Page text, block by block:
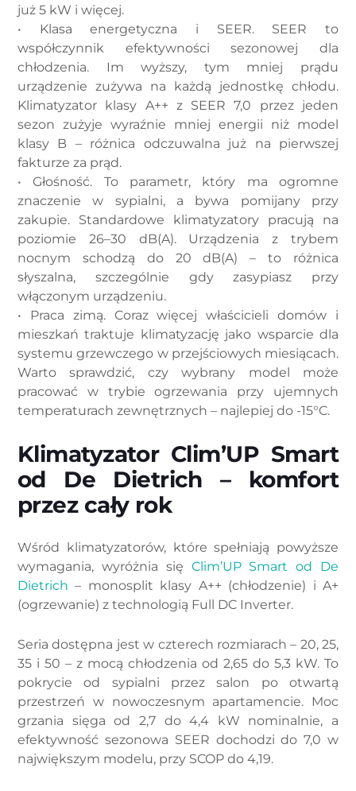
już 5 kW i więcej.
• Klasa energetyczna i SEER. SEER to
współczynnik efektywności sezonowej dla
chłodzenia. Im wyższy, tym mniej prądu
urządzenie zużywa na każdą jednostkę chłodu.
Klimatyzator klasy A++ z SEER 7,0 przez jeden
sezon zużyje wyraźnie mniej energii niż model
klasy B – różnica odczuwalna już na pierwszej
fakturze za prąd.
• Głośność. To parametr, który ma ogromne
znaczenie w sypialni, a bywa pomijany przy
zakupie. Standardowe klimatyzatory pracują na
poziomie 26–30 dB(A). Urządzenia z trybem
nocnym schodzą do 20 dB(A) – to różnica
słyszalna, szczególnie gdy zasypiasz przy
włączonym urządzeniu.
• Praca zimą. Coraz więcej właścicieli domów i
mieszkań traktuje klimatyzację jako wsparcie dla
systemu grzewczego w przejściowych miesiącach.
Warto sprawdzić, czy wybrany model może
pracować w trybie ogrzewania przy ujemnych
temperaturach zewnętrznych – najlepiej do -15°C.
Klimatyzator Clim’UP Smart
od De Dietrich – komfort
przez cały rok
Wśród klimatyzatorów, które spełniają powyższe
wymagania, wyróżnia się Clim’UP Smart od De
Dietrich – monosplit klasy A++ (chłodzenie) i A+
(ogrzewanie) z technologią Full DC Inverter.
Seria dostępna jest w czterech rozmiarach – 20, 25,
35 i 50 – z mocą chłodzenia od 2,65 do 5,3 kW. To
pokrycie od sypialni przez salon po otwartą
przestrzeń w nowoczesnym apartamencie. Moc
grzania sięga od 2,7 do 4,4 kW nominalnie, a
efektywność sezonowa SEER dochodzi do 7,0 w
największym modelu, przy SCOP do 4,19.